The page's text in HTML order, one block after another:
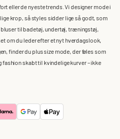
eller de nyeste trends. Vi designer mode i
krop, så styles sidder lige så godt, som
til badetøj, undertøj, træningstøj,
om du leder efter et nyt hverdagslook,
finder du plus size mode, der føles som
skabt til kvindelige kurver – ikke